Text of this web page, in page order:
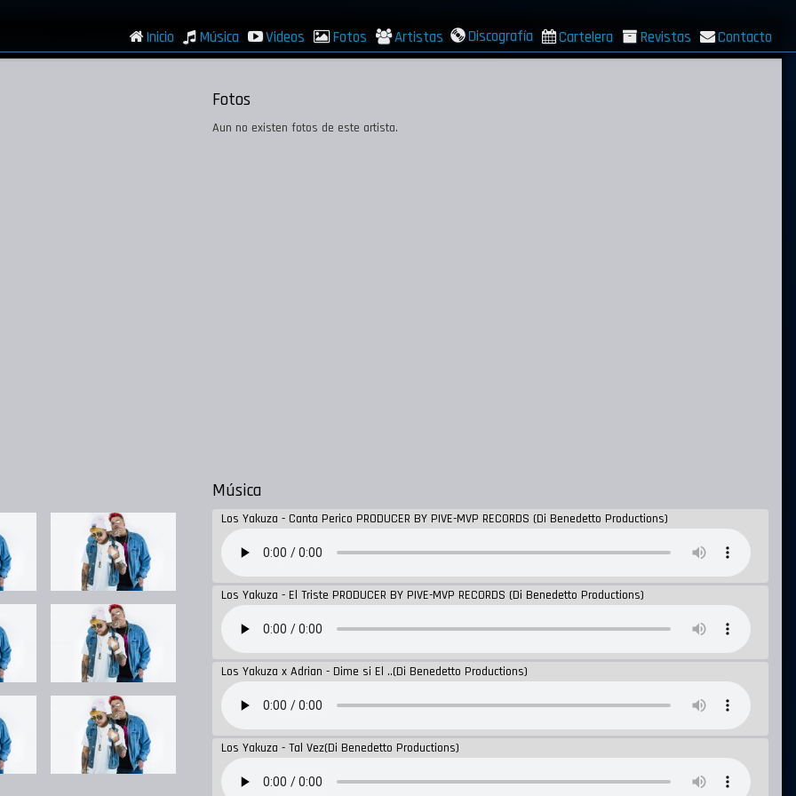
Inicio Música Videos Fotos Artistas Discografía Cartelera Revistas Contacto
Fotos
Aun no existen fotos de este artista.
Música
Los Yakuza - Canta Perico PRODUCER BY PIVE-MVP RECORDS (Di Benedetto Productions)
Los Yakuza - El Triste PRODUCER BY PIVE-MVP RECORDS (Di Benedetto Productions)
Los Yakuza x Adrian - Dime si El ..(Di Benedetto Productions)
Los Yakuza - Tal Vez(Di Benedetto Productions)